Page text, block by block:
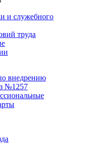
и служебного
труда
внедрению
№1257